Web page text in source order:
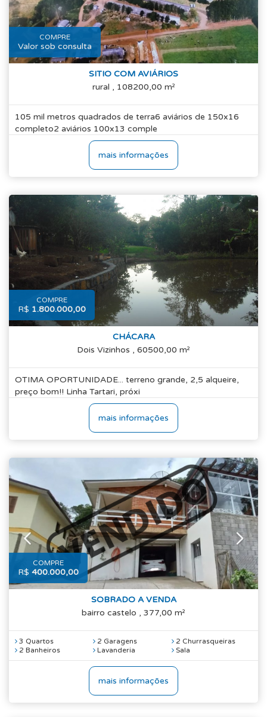
COMPRE
Valor sob consulta
SITIO COM AVIÁRIOS
rural , 108200,00 m²
105 mil metros quadrados de terra6 aviários de 150x16
completo2 aviários 100x13 comple
mais informações
COMPRE
R$ 1.800.000,00
CHÁCARA
Dois Vizinhos , 60500,00 m²
OTIMA OPORTUNIDADE... terreno grande, 2,5 alqueire,
preço bom!! Linha Tartari, próxi
mais informações
COMPRE
R$ 400.000,00
SOBRADO A VENDA
bairro castelo , 377,00 m²
3 Quartos 2 Garagens
2 Churrasqueiras
2 Banheiros
Lavanderia Sala
mais informações